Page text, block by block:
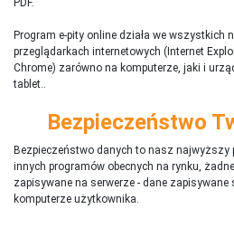
Program e-pity online działa we wszystkich
przeglądarkach internetowych (Internet
Chrome) zarówno na komputerze, jaki i
tablet..
Bezpieczeństwo
Bezpieczeństwo danych to nasz najwyższy
innych programów obecnych na rynku, ż
zapisywane na serwerze - dane
komputerze użytkownika.